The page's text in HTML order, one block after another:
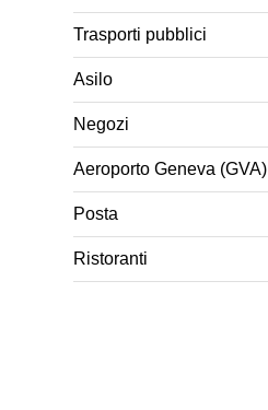
Trasporti pubblici
Asilo
Negozi
Aeroporto Geneva (GVA)
Posta
Ristoranti